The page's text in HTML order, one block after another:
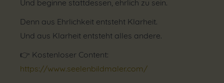
Und beginne stattdessen, ehrlich zu sein.
Denn aus Ehrlichkeit entsteht Klarheit.
Und aus Klarheit entsteht alles andere.
👉 Kostenloser Content:
https://www.seelenbildmaler.com/